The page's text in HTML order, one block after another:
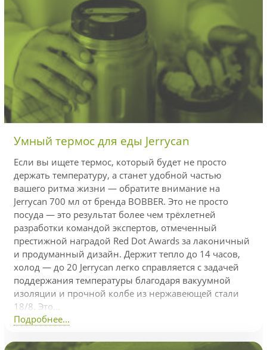
Умный термос для еды Jerrycan
Если вы ищете термос, который будет не просто
держать температуру, а станет удобной частью
вашего ритма жизни — обратите внимание на
Jerrycan 700 мл от бренда BOBBER. Это не просто
посуда — это результат более чем трёхлетней
разработки командой экспертов, отмеченный
престижной наградой Red Dot Awards за лаконичный
и продуманный дизайн. Держит тепло до 14 часов,
холод — до 20 Jerrycan легко справляется с задачей
поддержания температуры благодаря вакуумной
изоляции и прочной колбе из нержавеющей стали
18/8. Это...
Подробнее...